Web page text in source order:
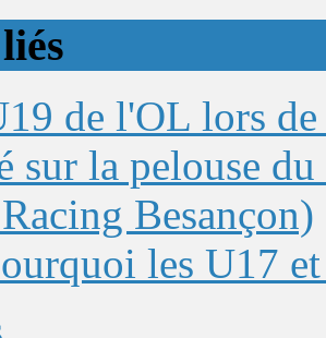
les U17